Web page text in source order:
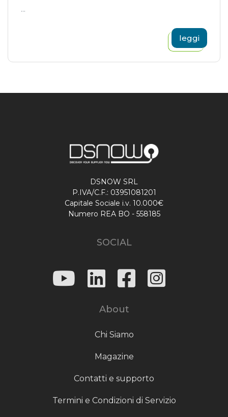
...
leggi
DSNOW SRL
P.IVA/C.F.: 03951081201
Capitale Sociale i.v. 10.000€
Numero REA BO - 558185
SOCIAL
About
Chi Siamo
Magazine
Contatti e supporto
Termini e Condizioni di Servizio